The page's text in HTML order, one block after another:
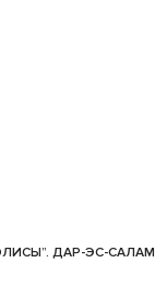
ДАР-ЭС-САЛАМ